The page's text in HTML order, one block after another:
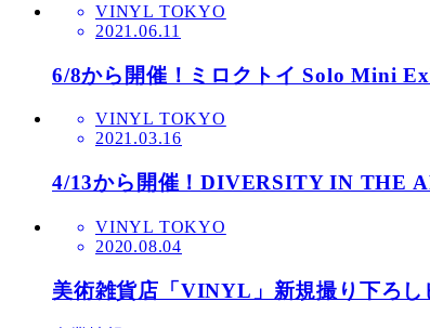
VINYL TOKYO
2021.06.11
6/8から開催！ミロクトイ Solo Mini
VINYL TOKYO
2021.03.16
4/13から開催！DIVERSITY IN THE
VINYL TOKYO
2020.08.04
美術雑貨店「VINYL」新規撮り下ろし